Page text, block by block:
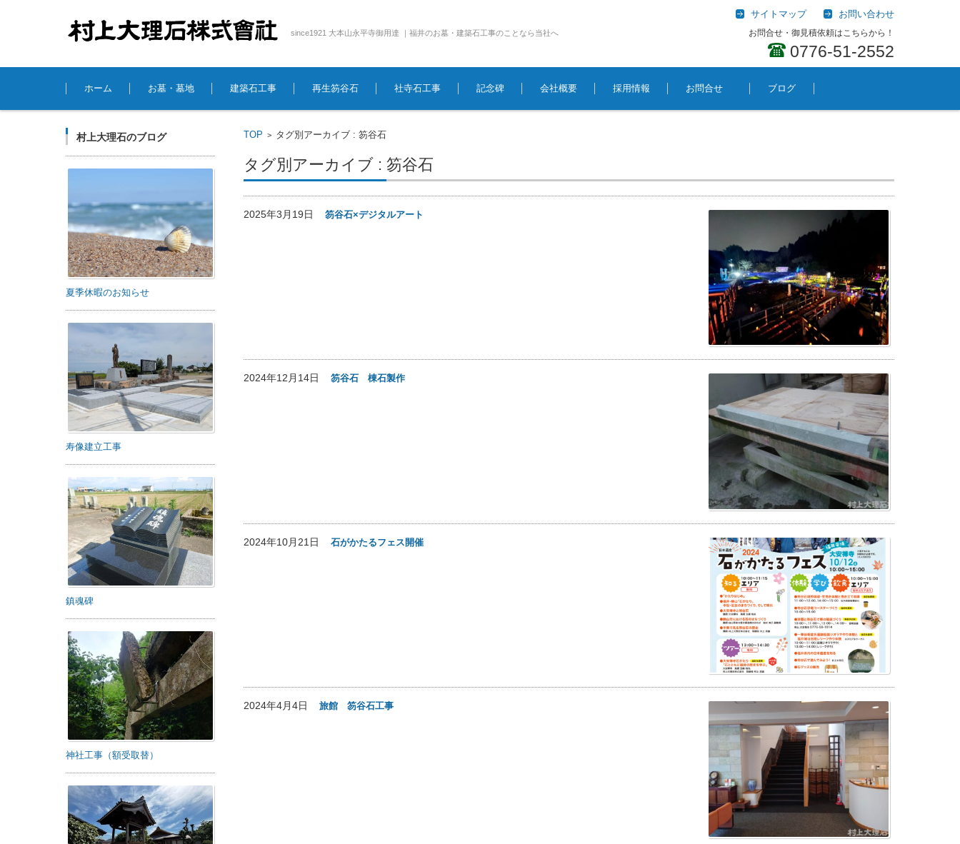
since1921 大本山永平寺御用達 ｜福井のお墓・建築石工事のことなら当社へ
サイトマップ お問い合わせ
お問合せ・御見積依頼はこちらから！
0776-51-2552
コンテンツに移動
ホーム
お墓・墓地 建築石工事 再生笏谷石 社寺石工事 記念碑 会社概要 採用情報 お問合せ ブログ
TOP > タグ別アーカイブ : 笏谷石
タグ別アーカイブ : 笏谷石
2025年3月19日 笏谷石×デジタルアート
2024年12月14日 笏谷石 棟石製作
2024年10月21日 石がかたるフェス開催
2024年4月4日 旅館 笏谷石工事
村上大理石のブログ
夏季休暇のお知らせ
寿像建立工事
鎮魂碑
神社工事（額受取替）